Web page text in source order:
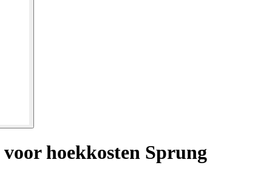
hoekkosten Sprung